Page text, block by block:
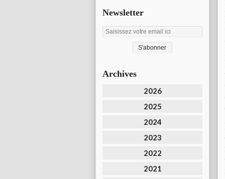
Newsletter
Archives
2026
2025
2024
2023
2022
2021